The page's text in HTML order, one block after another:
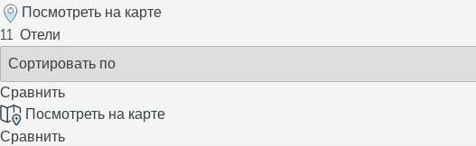
Посмотреть на карте
11 Отели
Сравнить
Посмотреть на карте
Сравнить